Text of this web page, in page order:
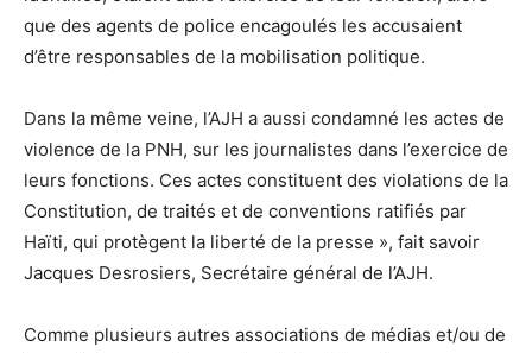
que des agents de police encagoulés les accusaient
d’être responsables de la mobilisation politique.
Dans la même veine, l’AJH a aussi condamné les actes de
violence de la PNH, sur les journalistes dans l’exercice de
leurs fonctions. Ces actes constituent des violations de la
Constitution, de traités et de conventions ratifiés par
Haïti, qui protègent la liberté de la presse », fait savoir
Jacques Desrosiers, Secrétaire général de l’AJH.
Comme plusieurs autres associations de médias et/ou de